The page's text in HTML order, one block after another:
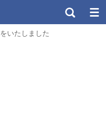
いたしました